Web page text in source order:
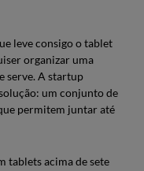
leve consigo o tablet
organizar uma
serve. A startup
um conjunto de
permitem juntar até
tablets acima de sete